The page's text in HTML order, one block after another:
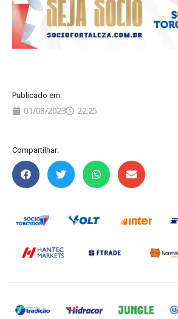
Publicado em:
01/08/2023 22:25
Compartilhar: